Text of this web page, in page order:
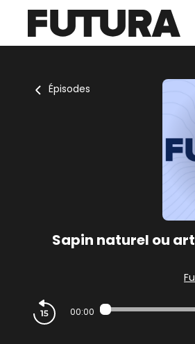
Épisodes
Sapin naturel ou
00:00